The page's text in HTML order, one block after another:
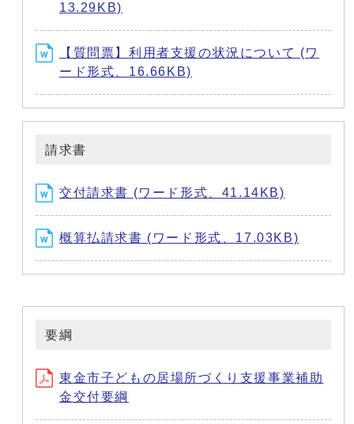
13.29KB)
【質問票】利用者支援の状況について (ワ
ード形式、16.66KB)
請求書
交付請求書 (ワード形式、41.14KB)
概算払請求書 (ワード形式、17.03KB)
要綱
東金市子どもの居場所づくり支援事業補助
金交付要綱